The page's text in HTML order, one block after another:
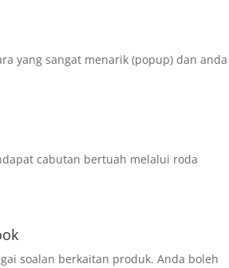
yang sangat menarik (popup) dan anda
cabutan bertuah melalui roda
soalan berkaitan produk. Anda boleh